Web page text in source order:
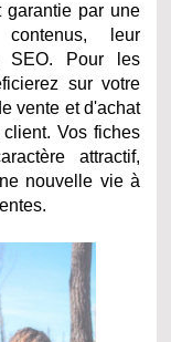
garantie par une
leur
SEO. Pour les
sur votre
vente et d'achat
Vos fiches
attractif,
nouvelle vie à